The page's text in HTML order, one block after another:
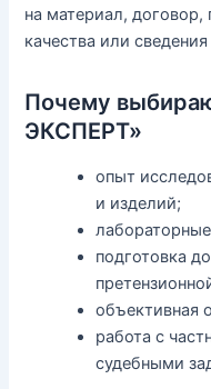
на материал, договор,
качества или
Почему
ЭКСПЕРТ»
опыт
и изделий;
подготовка
объективная
работа с
судебными